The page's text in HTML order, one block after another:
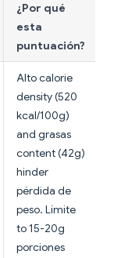
¿Por qué
esta
puntuación?
Alto calorie
density (520
kcal/100g)
and grasas
content (42g)
hinder
pérdida de
peso. Límite
to 15-20g
porciones